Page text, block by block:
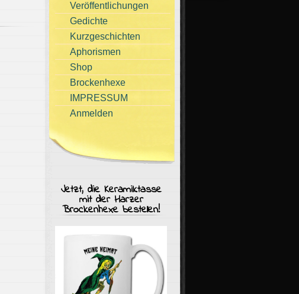
Veröffentlichungen
Gedichte
Kurzgeschichten
Aphorismen
Shop
Brockenhexe
IMPRESSUM
Anmelden
Jetzt, die Keramiktasse
mit der Harzer
Brockenhexe bestellen!